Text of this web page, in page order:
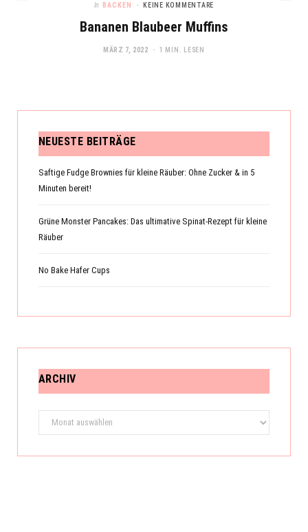
In BACKEN KEINE KOMMENTARE
Bananen Blaubeer Muffins
MÄRZ 7, 2022 1 MIN. LESEN
NEUESTE BEITRÄGE
Saftige Fudge Brownies für kleine Räuber: Ohne Zucker & in 5
Minuten bereit!
Grüne Monster Pancakes: Das ultimative Spinat-Rezept für kleine
Räuber
No Bake Hafer Cups
ARCHIV
Archiv